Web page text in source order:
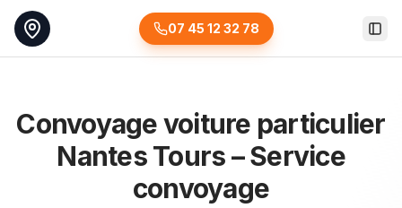
07 45 12 32 78
Convoyage voiture particulier
Nantes Tours – Service
convoyage